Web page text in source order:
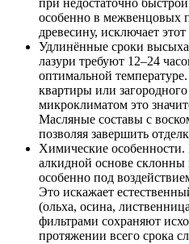
при недостаточно
особенно в межвенцовых
древесину, исключает этот
Удлинённые сроки
лазури требуют 12–24
оптимальной
квартиры или
микроклиматом это
Масляные составы с
позволяя завершить
Химические особенности.
алкидной основе
особенно под
Это искажает
(ольха, осина,
фильтрами сохраняют
протяжении всего срока